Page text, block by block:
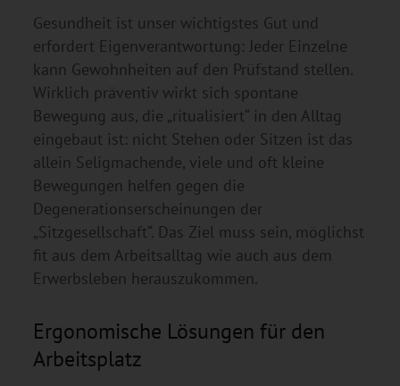
Gesundheit ist unser wichtigstes Gut und
erfordert Eigenverantwortung: Jeder Einzelne
kann Gewohnheiten auf den Prüfstand stellen.
Wirklich präventiv wirkt sich spontane
Bewegung aus, die „ritualisiert“ in den Alltag
eingebaut ist: nicht Stehen oder Sitzen ist das
allein Seligmachende, viele und oft kleine
Bewegungen helfen gegen die
Degenerationserscheinungen der
„Sitzgesellschaft“. Das Ziel muss sein, möglichst
fit aus dem Arbeitsalltag wie auch aus dem
Erwerbsleben herauszukommen.
Ergonomische Lösungen für den
Arbeitsplatz